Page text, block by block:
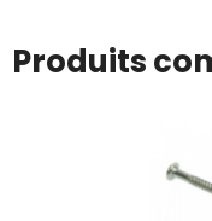
Produits